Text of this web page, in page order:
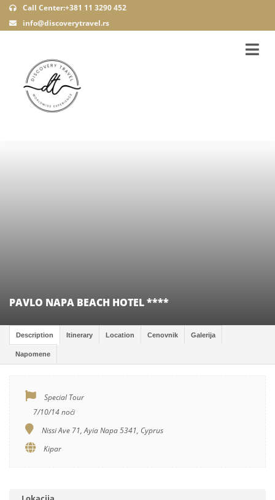
Call Center:+381 11 3290 452
info@discoverytravel.rs
PAVLO NAPA BEACH HOTEL ****
Description Itinerary Location Cenovnik Galerija
Napomene
Special Tour
7/10/14 noći
Nissi Ave 71, Ayia Napa 5341, Cyprus
Kipar